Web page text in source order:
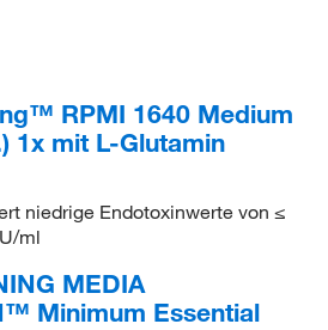
RPMI 1640 Medium
1x mit L-Glutamin
niedrige Endotoxinwerte von ≤
ml
MEDIA
Minimum Essential